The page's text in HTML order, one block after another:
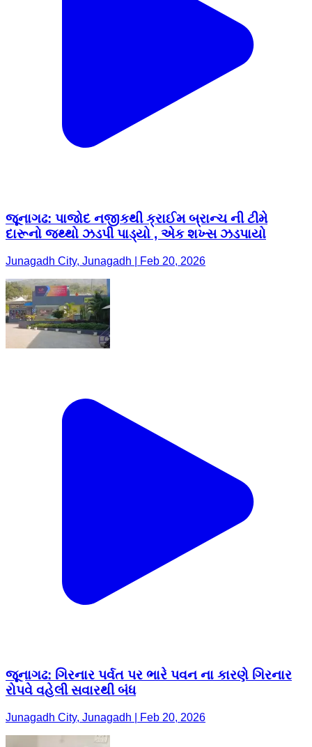
જૂનાગઢ: પાજોદ નજીકથી ક્રાઈમ બ્રાન્ચ ની ટીમે
દારૂનો જથ્થો ઝડપી પાડ્યો , એક શખ્સ ઝડપાયો
Junagadh City, Junagadh | Feb 20, 2026
જૂનાગઢ: ગિરનાર પર્વત પર ભારે પવન ના કારણે ગિરનાર
રોપવે વહેલી સવારથી બંધ
Junagadh City, Junagadh | Feb 20, 2026